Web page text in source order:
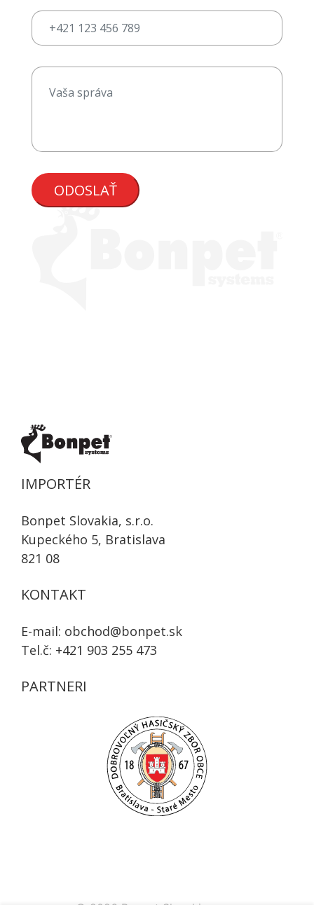
ODOSLAŤ
IMPORTÉR
Bonpet Slovakia, s.r.o.
Kupeckého 5, Bratislava
821 08
KONTAKT
E-mail: obchod@bonpet.sk
Tel.č: +421 903 255 473
PARTNERI